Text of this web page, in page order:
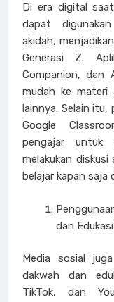
Di era digital
dapat
akidah,
Generasi Z.
Companion, dan
mudah ke materi
lainnya. Selain
Google
pengajar untuk
melakukan
belajar kapan saja
dan Edukasi
Media sosial
dakwah dan
TikTok, dan